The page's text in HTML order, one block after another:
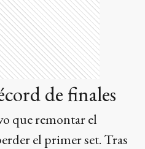
de finales
que remontar el
el primer set. Tras